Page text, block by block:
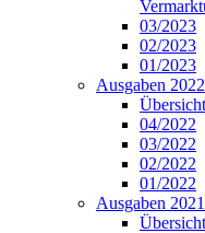
03/2023
02/2023
01/2023
Ausgaben 2022
04/2022
03/2022
02/2022
01/2022
Ausgaben 2021